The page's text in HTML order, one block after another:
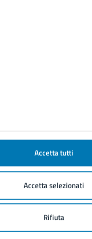
Accetta tutti
Accetta selezionati
Rifiuta
libero
pubblica
e assistenza